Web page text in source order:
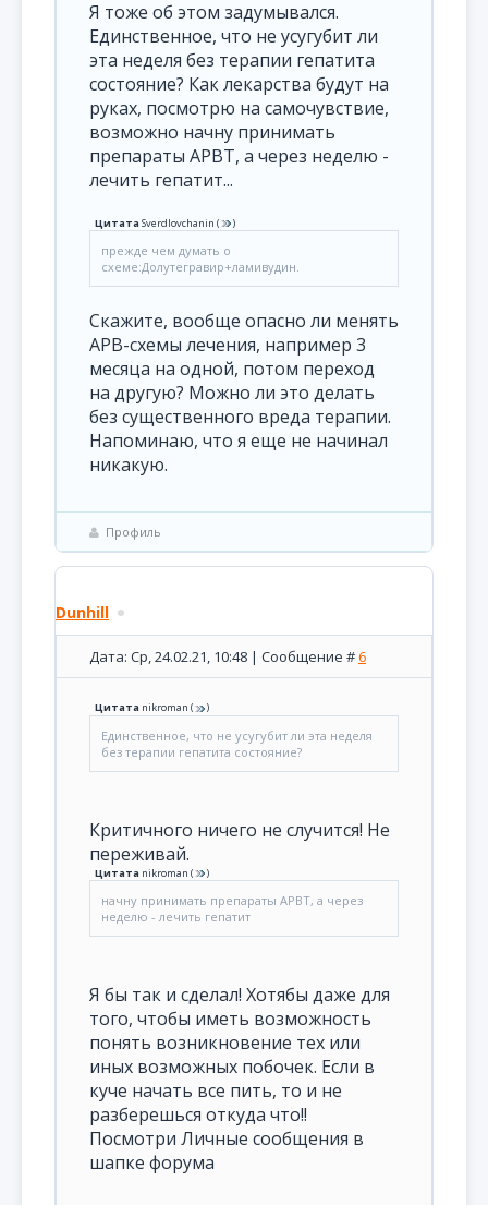
Я тоже об этом задумывался.
Единственное, что не усугубит ли
эта неделя без терапии гепатита
состояние? Как лекарства будут на
руках, посмотрю на самочувствие,
возможно начну принимать
препараты АРВТ, а через неделю -
лечить гепатит...
ЦитатаSverdlovchanin ( )
прежде чем думать о
схеме:Долутегравир+ламивудин.
Скажите, вообще опасно ли менять
АРВ-схемы лечения, например 3
месяца на одной, потом переход
на другую? Можно ли это делать
без существенного вреда терапии.
Напоминаю, что я еще не начинал
никакую.
Профиль
Dunhill
Дата: Ср, 24.02.21, 10:48 | Сообщение #6
Цитата nikroman ( )
Единственное, что не усугубит ли эта неделя
без терапии гепатита состояние?
Критичного ничего не случится! Не
переживай.
Цитата nikroman ( )
начну принимать препараты АРВТ, а через
неделю - лечить гепатит
Я бы так и сделал! Хотябы даже для
того, чтобы иметь возможность
понять возникновение тех или
иных возможных побочек. Если в
куче начать все пить, то и не
разберешься откуда что!!
Посмотри Личные сообщения в
шапке форума